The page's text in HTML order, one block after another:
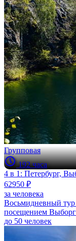
Групповая
192 часа
4 в 1: Петербург,
62950 ₽
за человека
Восьмидневный
посещением
до 50 человек